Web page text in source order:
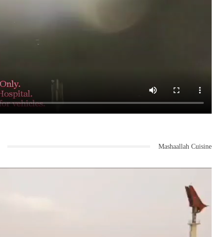
Mashaallah Cuisine